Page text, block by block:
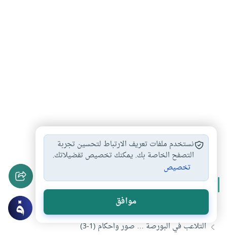
بورصة # تغرير #حيلة شرعية #استثمار
المزيد من سلسلةالتلاعب في البورصة
التلاعب في البورصة…صور وأحكام (2-3)
التلاعب في البورصة … صور وأحكام (1-3)
نستخدم ملفات تعريف الارتباط لتحسين تجربة
التصفح الخاصة بك. يمكنك تخصيص تفضيلاتك.
تخصيص
موافق